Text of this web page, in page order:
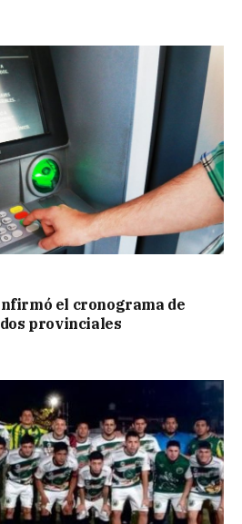
el cronograma de
provinciales